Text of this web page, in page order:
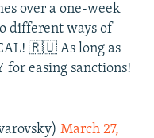
over a one-week
different ways of
🇷🇺 As long as
for easing sanctions!
March 27,